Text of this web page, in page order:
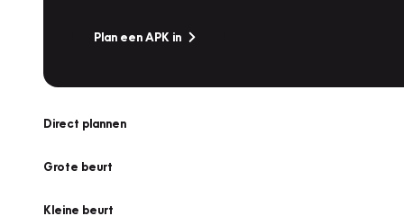
Plan een APK in
Direct plannen
Grote beurt
Kleine beurt